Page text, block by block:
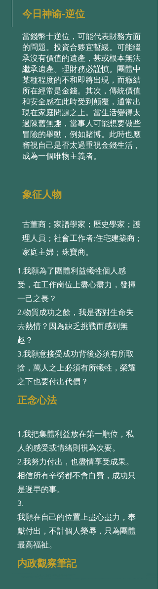
今日神谕-逆位
當錢幣⼗逆位，可能代表財務⽅⾯
的問題。投資合夥宜暫緩。可能繼
承沒有價值的遺產，甚或根本無法
繼承遺產。理財務必謹慎。團體中
某種程度的不和即將出現，⽽癥結
所在經常是⾦錢。其次，傳統價值
和安全感在此時受到颠覆，通常出
現在家庭問題之上。當⽣活變得太
過陳舊無趣，當事⼈可能想要做些
冒險的舉動，例如賭博。此時也應
審視⾃⼰是否太過重視⾦錢⽣活，
成為⼀個唯物主義者。
象征人物
古董商；家譜學家；歷史學家；護
理人員；社會工作者;住宅建築商；
家庭主婦；珠寶商。
1.我願為了團體利益犧牲個⼈感
受，在⼯作崗位上盡⼼盡⼒，發揮
⼀⼰之⻑？
2.物質成功之餘，我是否對⽣命失
去熱情？因為缺乏挑戰⽽感到無
趣？
3.我願意接受成功背後必須有所取
捨，萬⼈之上必須有所犧牲，榮耀
之下也要付出代價？
正念心法
1.我把集體利益放在第⼀順位，私
⼈的感受或情緒則視為次要。
2.我努⼒付出，也盡情享受成果。
相信所有⾟勞都不會⽩費，成功只
是遲早的事。
3.
我願在⾃⼰的位置上盡⼼盡⼒，奉
獻付出，不計個⼈榮辱，只為團體
最⾼福祉。
内政觀察筆記